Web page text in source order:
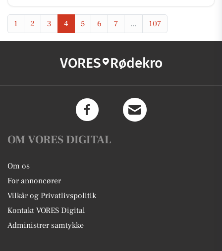
1 2 3 4 5 6 7 ... 107
VORES Rødekro
OM VORES DIGITAL
Om os
For annoncører
Vilkår og Privatlivspolitik
Kontakt VORES Digital
Administrer samtykke